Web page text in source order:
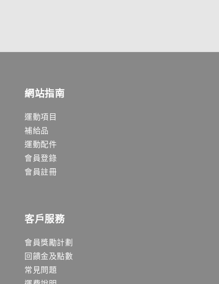
網站指南
運動項目
補給品
運動配件
會員登錄
會員註冊
客戶服務
會員獎勵計劃
回饋金及點數
常見問題